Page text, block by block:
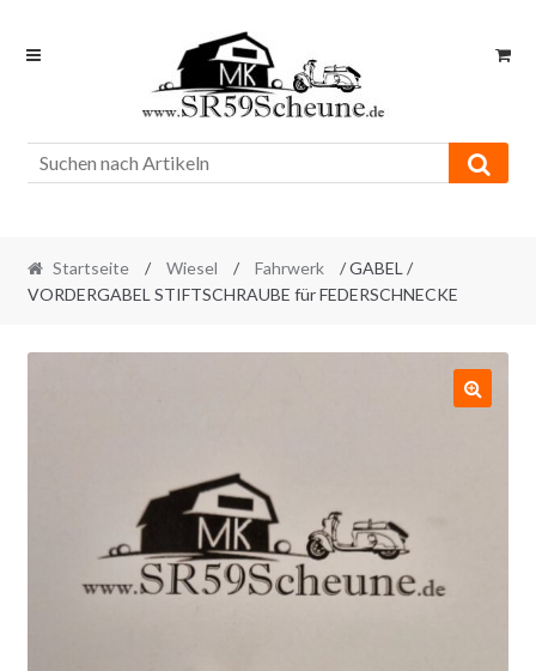
Skip
Skip
Startseite / Wiesel / Fahrwerk
/ GABEL /
VORDERGABEL STIFTSCHRAUBE für FEDERSCHNECKE